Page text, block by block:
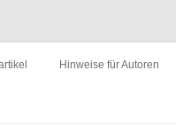
Hinweise für Autoren